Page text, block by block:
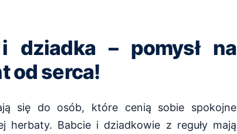
dziadka – pomysł na
od serca!
się do osób, które cenią sobie spokojne
herbaty. Babcie i dziadkowie z reguły mają